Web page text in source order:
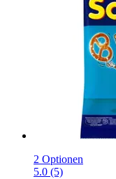
2 Optionen
5.0 (5)